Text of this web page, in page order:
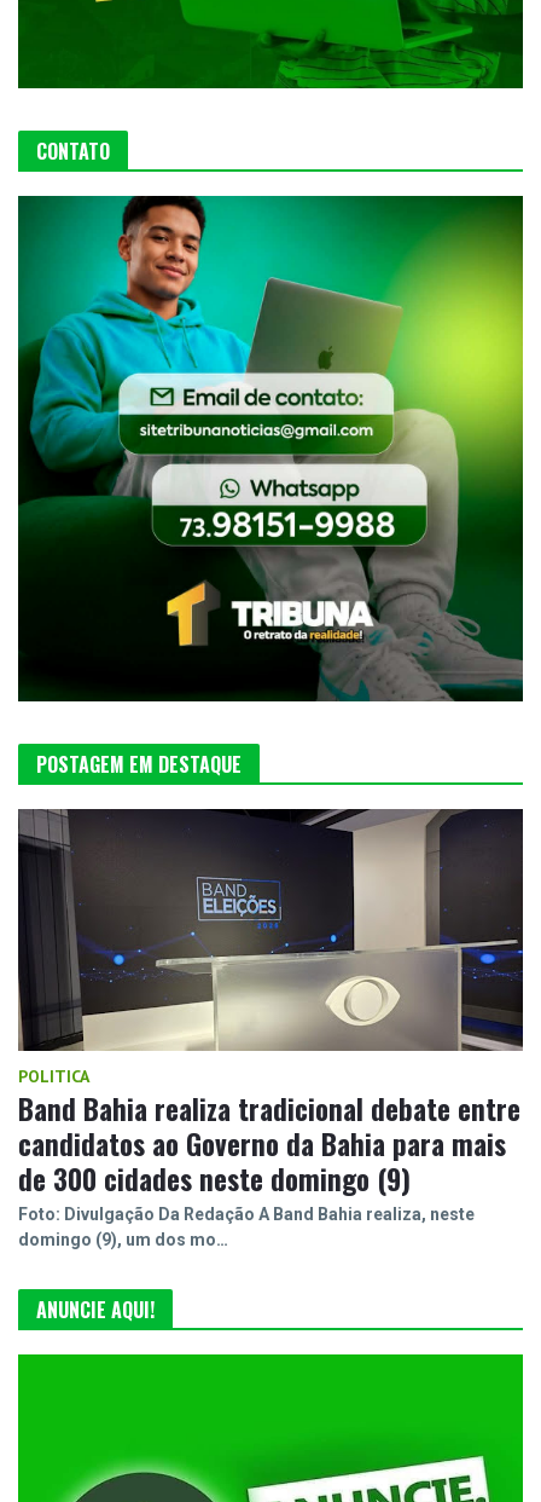
CONTATO
POSTAGEM EM DESTAQUE
POLITICA
Band Bahia realiza tradicional debate entre
candidatos ao Governo da Bahia para mais
de 300 cidades neste domingo (9)
Foto: Divulgação Da Redação A Band Bahia realiza, neste
domingo (9), um dos mo…
ANUNCIE AQUI!